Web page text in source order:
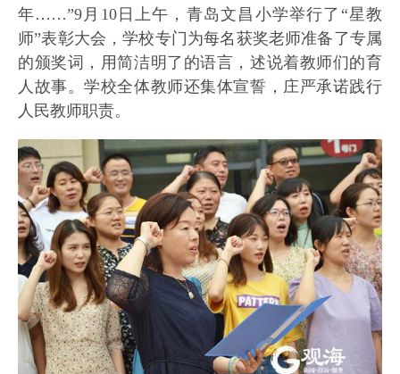
年……”9月10日上午，青岛文昌小学举行了“星教
师”表彰大会，学校专门为每名获奖老师准备了专属
的颁奖词，用简洁明了的语言，述说着教师们的育
人故事。学校全体教师还集体宣誓，庄严承诺践行
人民教师职责。